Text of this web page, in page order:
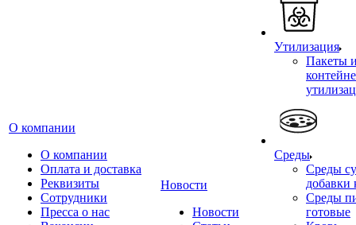
О компании
О компании
Оплата и доставка
Реквизиты
Сотрудники
Пресса о нас
Новости
Новости
Утилизация
Пакеты
Среды
Среды
добавки
Среды
готовые